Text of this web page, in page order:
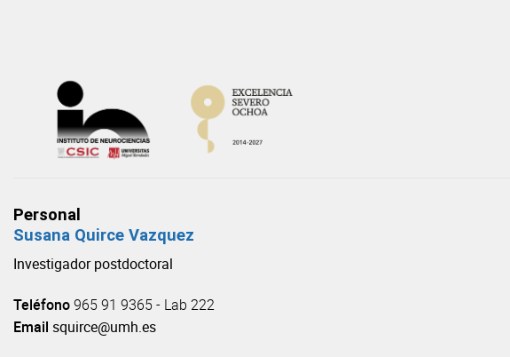
Personal
Susana Quirce Vazquez
Investigador postdoctoral
Teléfono965 91 9365 - Lab 222
Email squirce@umh.es